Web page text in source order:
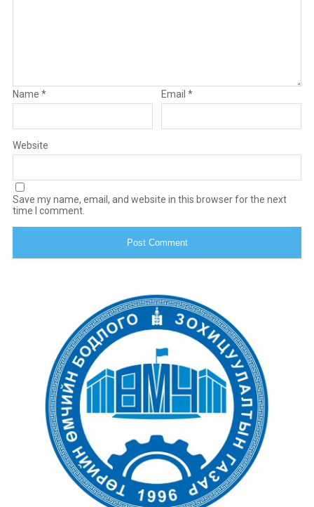
Name * Email*
Website
Save my name, email, and website in this browser for the next
time I comment.